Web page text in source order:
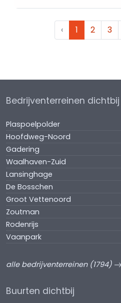
‹ 1 2 3
Bedrijventerreinen dichtbij
Plaspoelpolder
Hoofdweg-Noord
Gadering
Waalhaven-Zuid
Lansinghage
De Bosschen
Groot Vettenoord
Zoutman
Rodenrijs
Vaanpark
alle bedrijventerreinen (1794)
Buurten dichtbij